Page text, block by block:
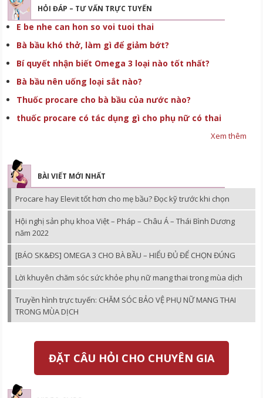
HỎI ĐÁP – TƯ VẤN TRỰC TUYẾN
E be nhe can hon so voi tuoi thai
Bà bầu khó thở, làm gì để giảm bớt?
Bí quyết nhận biết Omega 3 loại nào tốt nhất?
Bà bầu nên uống loại sắt nào?
Thuốc procare cho bà bầu của nước nào?
thuốc procare có tác dụng gì cho phụ nữ có thai
Xem thêm
BÀI VIẾT MỚI NHẤT
Procare hay Elevit tốt hơn cho mẹ bầu? Đọc kỹ trước khi chọn
Hội nghị sản phụ khoa Việt – Pháp – Châu Á – Thái Bình Dương
năm 2022
[BÁO SK&ĐS] OMEGA 3 CHO BÀ BẦU – HIỂU ĐỦ ĐỂ CHỌN ĐÚNG
Lời khuyên chăm sóc sức khỏe phụ nữ mang thai trong mùa dịch
Truyền hình trực tuyến: CHĂM SÓC BẢO VỆ PHỤ NỮ MANG THAI
TRONG MÙA DỊCH
ĐẶT CÂU HỎI CHO CHUYÊN GIA